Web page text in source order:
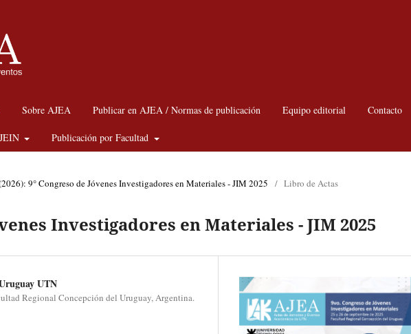
Sobre AJEA Publicar en AJEA / Normas de publicación Equipo editorial Contacto
JEIN Publicación por Facultad
9° Congreso de Jóvenes Investigadores en Materiales - JIM 2025 / Libro de Actas
Investigadores en Materiales - JIM 2025
UTN
Regional Concepción del Uruguay, Argentina.